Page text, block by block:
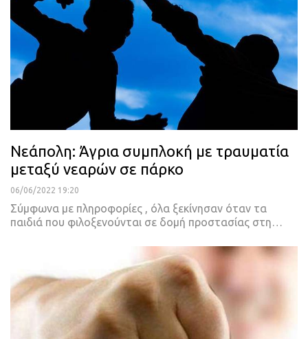
Νεάπολη: Άγρια συμπλοκή με τραυματία
μεταξύ νεαρών σε πάρκο
06/06/2022 19:20
Σύμφωνα με πληροφορίες , όλα ξεκίνησαν όταν τα
παιδιά που φιλοξενούνται σε δομή προστασίας στη…